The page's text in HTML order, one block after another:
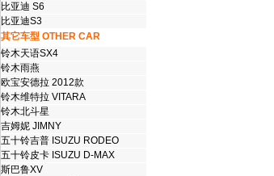
比亚迪 S6
比亚迪S3
其它车型 OTHER CAR
铃木天语SX4
铃木雨燕
欧宝安德拉 2012款
铃木维特拉 VITARA
铃木北斗星
吉姆妮 JIMNY
五十铃吉普 ISUZU RODEO
五十铃皮卡 ISUZU D-MAX
斯巴鲁XV